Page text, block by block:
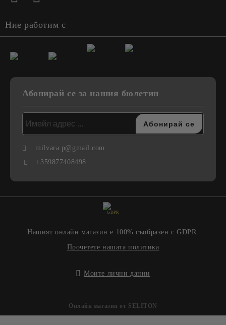
Ние работим с
Абонирай се за нашия бюлетин
milvara.p@gmail.com
+359877408498
GDPR
Нашият онлайн магазин е 100% съобразен с GDPR.
Прочетете нашата политика
Моите лични данни
Онлайн магазин от SELITON